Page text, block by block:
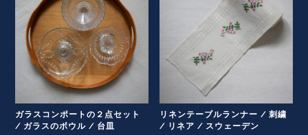
ガラスコンポートの２点セット
/ ガラスのボウル / 台皿
リネンテーブルランナー / 刺繍
/ リネア / スウェーデン